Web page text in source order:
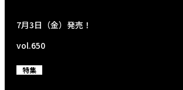
7月3日（金）発売！
vol.650
特集